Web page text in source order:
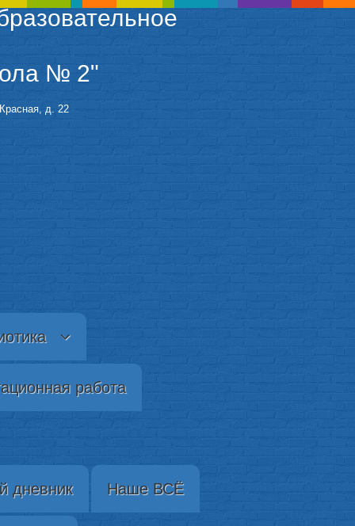
№ 2"
д. 22
работа
дневник Наше ВСЁ